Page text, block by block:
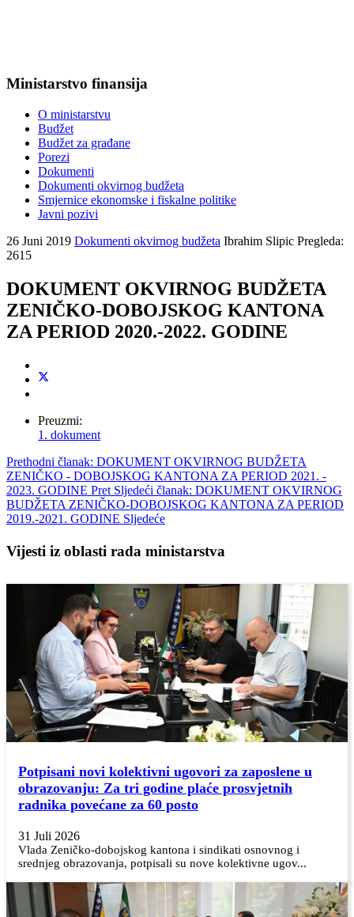
Ministarstvo finansija
O ministarstvu
Budžet
Budžet za građane
Porezi
Dokumenti
Dokumenti okvirnog budžeta
Smjernice ekonomske i fiskalne politike
Javni pozivi
26 Juni 2019 Dokumenti okvirnog budžeta Ibrahim Slipic Pregleda:
2615
DOKUMENT OKVIRNOG BUDŽETA
ZENIČKO-DOBOJSKOG KANTONA
ZA PERIOD 2020.-2022. GODINE
Preuzmi:
1. dokument
Prethodni članak: DOKUMENT OKVIRNOG BUDŽETA
ZENIČKO - DOBOJSKOG KANTONA ZA PERIOD 2021. -
2023. GODINE Pret Sljedeći članak: DOKUMENT OKVIRNOG
BUDŽETA ZENIČKO-DOBOJSKOG KANTONA ZA PERIOD
2019.-2021. GODINE Sljedeće
Vijesti iz oblasti rada ministarstva
Potpisani novi kolektivni ugovori za zaposlene u
obrazovanju: Za tri godine plaće prosvjetnih
radnika povećane za 60 posto
31 Juli 2026
Vlada Zeničko-dobojskog kantona i sindikati osnovnog i
srednjeg obrazovanja, potpisali su nove kolektivne ugov...